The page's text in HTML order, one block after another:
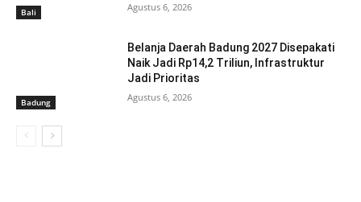
Bali Agustus 6, 2026
Badung
Belanja Daerah Badung 2027 Disepakati
Naik Jadi Rp14,2 Triliun, Infrastruktur
Jadi Prioritas
Agustus 6, 2026